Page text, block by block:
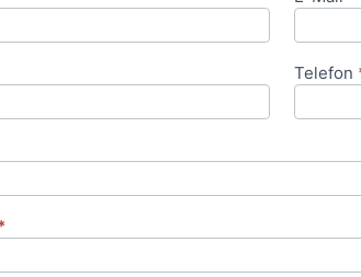
Telefon